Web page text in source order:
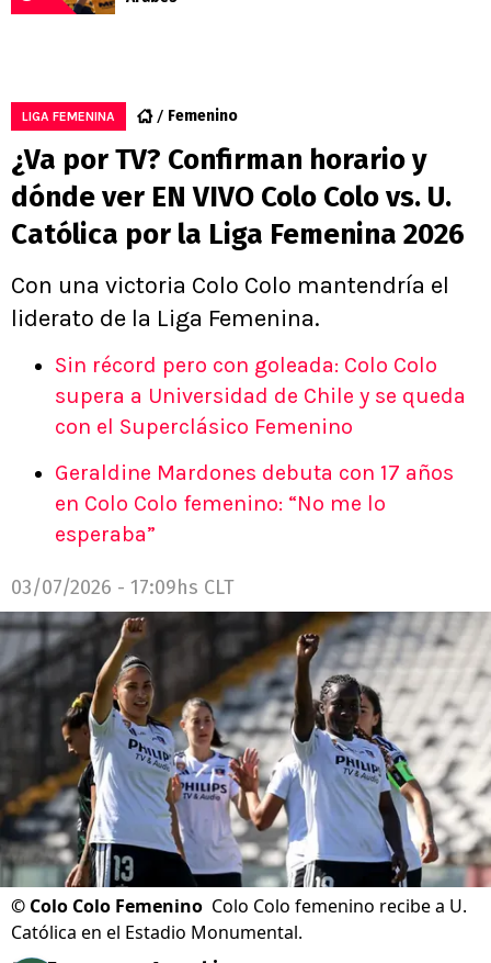
LIGA FEMENINA Femenino
¿Va por TV? Confirman horario y
dónde ver EN VIVO Colo Colo vs. U.
Católica por la Liga Femenina 2026
Con una victoria Colo Colo mantendría el
liderato de la Liga Femenina.
Sin récord pero con goleada: Colo Colo
supera a Universidad de Chile y se queda
con el Superclásico Femenino
Geraldine Mardones debuta con 17 años
en Colo Colo femenino: “No me lo
esperaba”
03/07/2026 - 17:09hs CLT
© Colo Colo Femenino Colo Colo femenino recibe a U.
Católica en el Estadio Monumental.